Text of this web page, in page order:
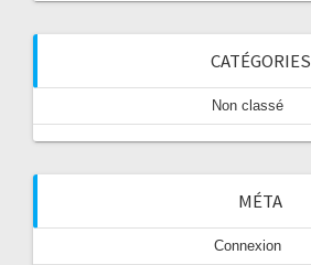
CATÉGORIES
Non classé
MÉTA
Connexion